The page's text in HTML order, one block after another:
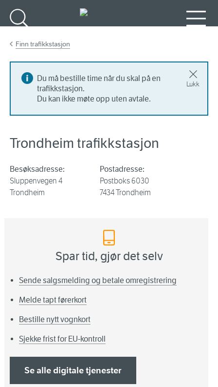
Finn trafikkstasjon
Du må bestille time når du skal på en
trafikkstasjon.
Du kan ikke møte opp uten avtale.
Lukk
Trondheim trafikkstasjon
Besøksadresse:
Sluppenvegen 4
Trondheim
Postadresse:
Postboks 6030
7434 Trondheim
Spar tid, gjør det selv
Sende salgsmelding og betale omregistrering
Melde tapt førerkort
Bestille nytt vognkort
Sjekke frist for EU-kontroll
Se alle digitale tjenester